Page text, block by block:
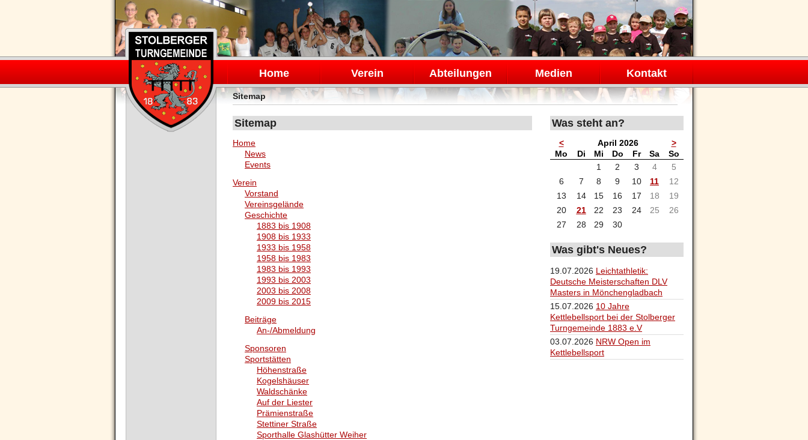
Navigation
überspringen
Home Verein Abteilungen Medien Kontakt
Sitemap
Sitemap
Home
News
Events
Verein
Vorstand
Vereinsgelände
Geschichte
1883 bis 1908
1908 bis 1933
1933 bis 1958
1958 bis 1983
1983 bis 1993
1993 bis 2003
2003 bis 2008
2009 bis 2015
Beiträge
An-/Abmeldung
Sponsoren
Sportstätten
Höhenstraße
Kogelshäuser
Waldschänke
Auf der Liester
Prämienstraße
Stettiner Straße
Sporthalle Glashütter Weiher
Was steht an?
< April 2026
>
Mo ntag
Dienstag
Mittwoch
Donnerstag
Freitag
Sa mstag
Sonntag
1
2 3 4
5
6
7 8 9 10 11
12
13
14 15 16 17 18
19
20
21 22 23 24 25
26
27
28 29 30
Was gibt's Neues?
19.07.2026 Leichtathletik:
Deutsche Meisterschaften DLV
Masters in Mönchengladbach
15.07.2026 10 Jahre
Kettlebellsport bei der Stolberger
Turngemeinde 1883 e.V
03.07.2026 NRW Open im
Kettlebellsport